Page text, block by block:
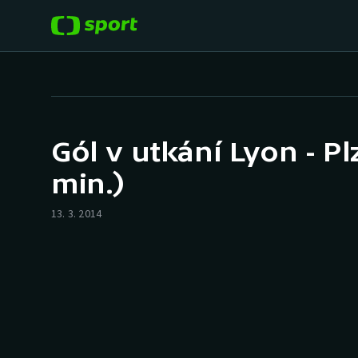
Hokej
Tenis
Baseball a softbal
Gól v utkání Lyon -
min.)
13. 3. 2014